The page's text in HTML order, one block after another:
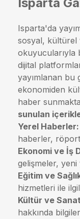
Isparta'da
sosyal, kültürel
okuyucularıyla
dijital
yayımlanan bu
ekonomiden
haber
sunulan
Yerel Haberler:
haberler,
Ekonomi ve İş
gelişmeler, yeni
Eğitim ve
hizmetleri ile
Kültür ve
hakkında